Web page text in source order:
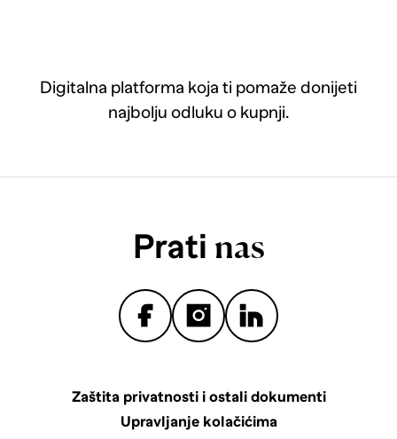
Digitalna platforma koja ti pomaže donijeti
najbolju odluku o kupnji.
Prati nas
Zaštita privatnosti i ostali dokumenti
Upravljanje kolačićima